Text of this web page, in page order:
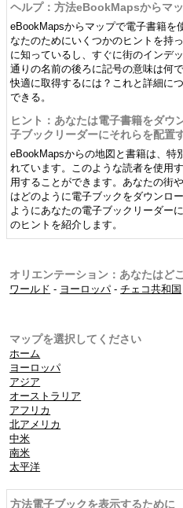
ヘルプ：方法eBookMapsからマ
eBookMapsからマップで電子書籍を
なたのためにいくつかのヒントを持
に知っているし、すぐに街のインデ
通りの名前の後ろに記号の意味は何
快適に取得するには？これと詳細に
できる。
ヒント：あなたは電子書籍をダウ
子ブックリーダーにそれらを配置
eBookMapsからの地図と書籍は、特
れています。このような読者を使用
用することができます。あなたの街
はどのように電子ブックをダウンロ
ようにあなたの電子ブックリーダー
のヒントを紹介します。
オリエンテーション：あなたはど
ワールド - ヨーロッパ -チェコ共和国
マップを選択してください
ホーム
ヨーロッパ
アジア
オーストラリア
アフリカ
北アメリカ
中米
南米
太平洋
方法電子ブックを表示するために